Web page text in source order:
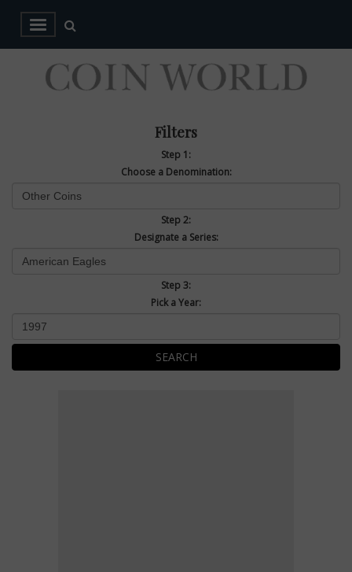
Filters
Step 1:
Choose a Denomination:
Step 2:
Designate a Series:
Step 3:
Pick a Year:
SEARCH